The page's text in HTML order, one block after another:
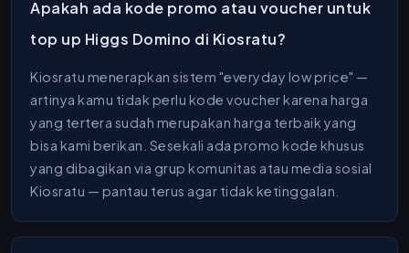
Apakah ada kode promo atau voucher untuk
top up Higgs Domino di Kiosratu?
Kiosratu menerapkan sistem "everyday low price" —
artinya kamu tidak perlu kode voucher karena harga
yang tertera sudah merupakan harga terbaik yang
bisa kami berikan. Sesekali ada promo kode khusus
yang dibagikan via grup komunitas atau media sosial
Kiosratu — pantau terus agar tidak ketinggalan.